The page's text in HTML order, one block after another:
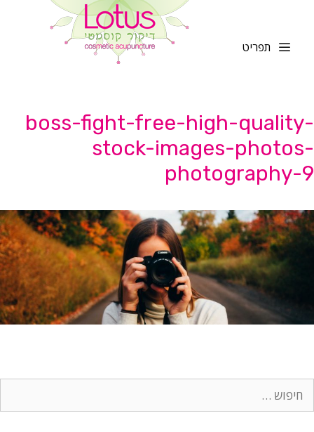
תפריט
boss-fight-free-high-quality-
stock-images-photos-
photography-9